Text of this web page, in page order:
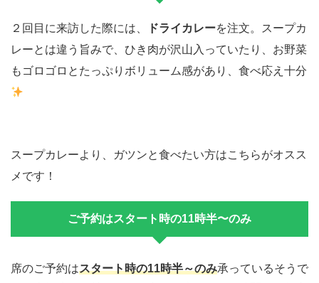
２回目に来訪した際には、 ドライカレーを注文。スープカ
レーとは違う旨みで、ひき肉が沢山入っていたり、お野菜
もゴロゴロとたっぷりボリューム感があり、食べ応え十分
スープカレーより、ガツンと食べたい方はこちらがオスス
メです！
ご予約はスタート時の11時半〜のみ
席のご予約はスタート時の11時半～のみ承っているそうで